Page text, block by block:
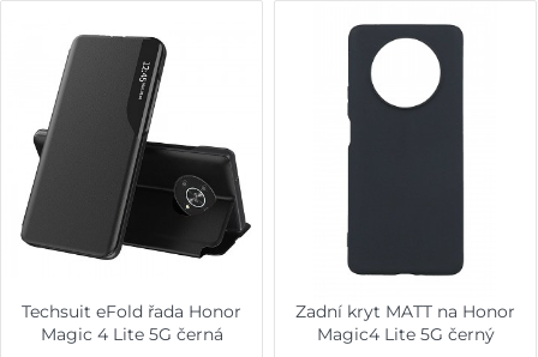
Techsuit eFold řada Honor
Magic 4 Lite 5G černá
Zadní kryt MATT na Honor
Magic4 Lite 5G černý